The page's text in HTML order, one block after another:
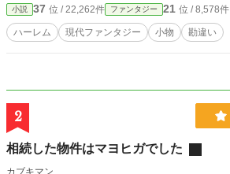
小説 37 位 / 22,262件 ファンタジー 21 位 / 8,578件
ハーレム 現代ファンタジー 小物 勘違い
2
相続した物件はマヨヒガでした
カブキマン